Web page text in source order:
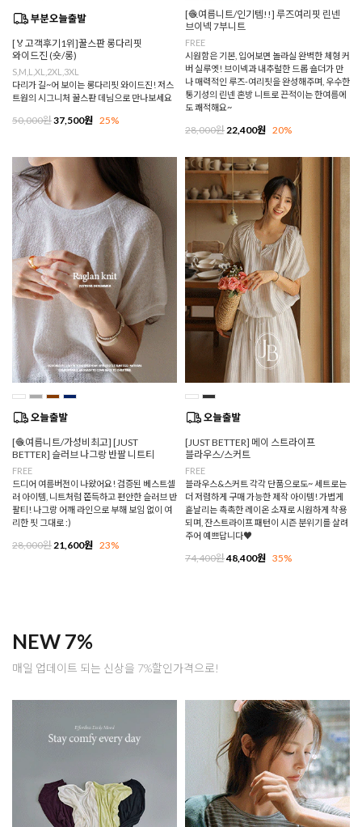
[🏅고객후기1위]꿀스판 롱다리핏
와이드진 (숏/롱)
S,M,L,XL,2XL,3XL
다리가 길~어 보이는 롱다리핏 와이드진! 저스
트원의 시그니처 꿀스판 데님으로 만나보세요
50,000원37,500원 25%
[🧶여름니트/인기템!!] 루즈여리핏 린넨
브이넥 7부니트
FREE
시원함은 기본, 입어보면 놀라실 완벽한 체형 커
버 실루엣! 브이넥과 내추럴한 드롭 숄더가 만
나 매력적인 루즈-여리핏을 완성해주며, 우수한
통기성의 린넨 혼방 니트로 끈적이는 한여름에
도 쾌적해요~
28,000원22,400원 20%
[🧶여름니트/가성비최고] [JUST
BETTER] 슬러브 나그랑 반팔 니트티
FREE
드디어 여름버전이 나왔어요! 검증된 베스트셀
러 아이템, 니트처럼 쫀득하고 편안한 슬러브 반
팔티! 나그랑 어깨 라인으로 부해 보임 없이 여
리한 핏 그대로 :)
28,000원21,600원 23%
[JUST BETTER] 메이 스트라이프
블라우스/스커트
FREE
블라우스&스커트 각각 단품으로도~ 세트로는
더 저렴하게 구매 가능한 제작 아이템! 가볍게
흩날리는 촉촉한 레이온 소재로 시원하게 착용
되며, 잔스트라이프 패턴이 시즌 분위기를 살려
주어 예쁘답니다♥
74,400원48,400원 35%
NEW 7%
매일 업데이트 되는 신상을 7%할인가격으로!